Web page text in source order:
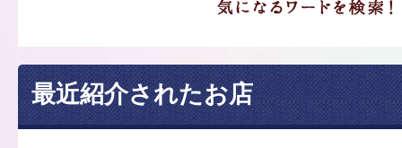
最近紹介されたお店